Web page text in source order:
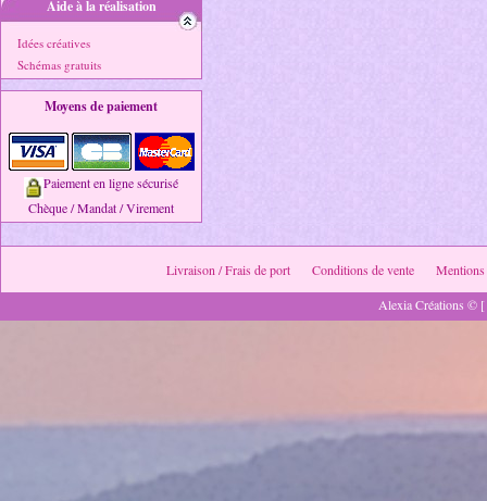
Aide à la réalisation
Idées créatives
Schémas gratuits
Moyens de paiement
Paiement en ligne sécurisé
Chèque / Mandat / Virement
Livraison / Frais de port Conditions de vente
Mentions
Alexia Créations ©